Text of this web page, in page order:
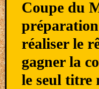
Coupe du
réaliser le
gagner la
le seul titre